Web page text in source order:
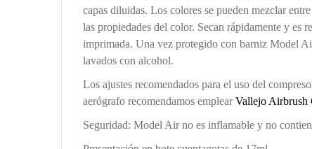
capas diluidas. Los colores se pueden mezclar
las propiedades del color. Secan rápidamente y es
imprimada. Una vez protegido con barniz Model
lavados con alcohol.
Los ajustes recomendados para el uso del
aerógrafo recomendamos emplearVallejo Airbrush
Seguridad: Model Air no es inflamable y no